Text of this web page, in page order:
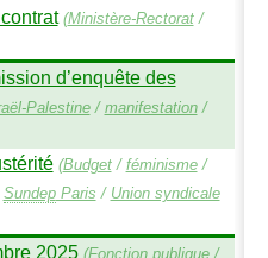
(Ministère-Rectorat/
d’enquête des
Palestine/ manifestation/
(Budget/ féminisme/
SundepParis / Union syndicale
2025 (Fonction publique/